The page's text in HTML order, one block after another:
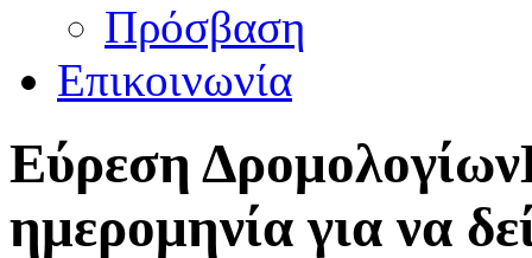
Πρόσβαση
Επικοινωνία
Εύρεση Δρομολογίων
ημερομηνία για να